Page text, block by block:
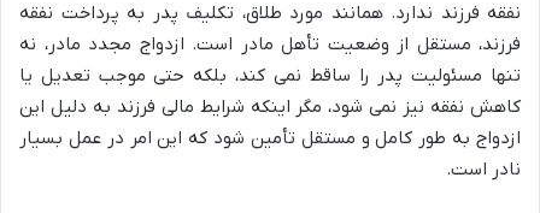
نفقه فرزند ندارد. همانند مورد طلاق، تکلیف پدر به پرداخت نفقه
فرزند، مستقل از وضعیت تأهل مادر است. ازدواج مجدد مادر، نه
تنها مسئولیت پدر را ساقط نمی کند، بلکه حتی موجب تعدیل یا
کاهش نفقه نیز نمی شود، مگر اینکه شرایط مالی فرزند به دلیل این
ازدواج به طور کامل و مستقل تأمین شود که این امر در عمل بسیار
نادر است.